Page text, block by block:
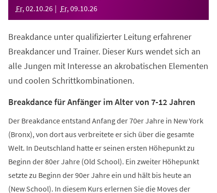
Fr, 02.10.26 Fr, 09.10.26
Breakdance unter qualifizierter Leitung erfahrener
Breakdancer und Trainer. Dieser Kurs wendet sich an
alle Jungen mit Interesse an akrobatischen Elementen
und coolen Schrittkombinationen.
Breakdance für Anfänger im Alter von 7-12 Jahren
Der Breakdance entstand Anfang der 70er Jahre in New York
(Bronx), von dort aus verbreitete er sich über die gesamte
Welt. In Deutschland hatte er seinen ersten Höhepunkt zu
Beginn der 80er Jahre (Old School). Ein zweiter Höhepunkt
setzte zu Beginn der 90er Jahre ein und hält bis heute an
(New School). In diesem Kurs erlernen Sie die Moves der